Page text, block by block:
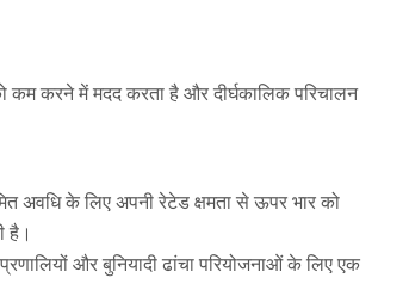
कम करने में मदद करता है और दीर्घकालिक परिचालन
अवधि के लिए अपनी रेटेड क्षमता से ऊपर भार को
है।
और बुनियादी ढांचा परियोजनाओं के लिए एक